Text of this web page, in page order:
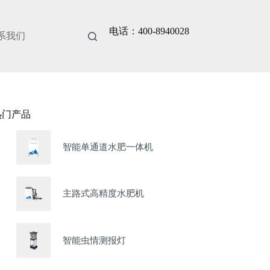
我们 电话：400-8940028
产品
智能单通道水肥一体机
主路式高精度水肥机
智能虫情测报灯